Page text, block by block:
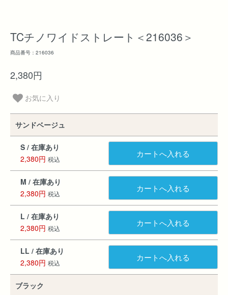
TCチノワイドストレート＜216036＞
商品番号：216036
2,380円
お気に入り
サンドベージュ
S / 在庫あり
2,380円 税込
カートへ入れる
M / 在庫あり
2,380円 税込
カートへ入れる
L / 在庫あり
2,380円 税込
カートへ入れる
LL / 在庫あり
2,380円 税込
カートへ入れる
ブラック